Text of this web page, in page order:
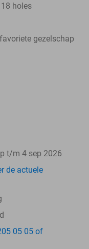
holes
gezelschap
t/m 4 sep 2026
de actuele
05 05 of